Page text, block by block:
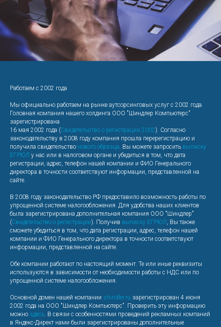
Работаем с 2002 года
Мы официально работаем на рынке аутсорсинговых услуг с 2002 года.
Головная компания нашего холдинга ООО "Шиндлер Компьютерс"
зарегистрирована
16 мая 2002 года (Свидетельство о регистрации 2002 ). Согласно
законодательству в 2008 году компания прошла перерегистрацию и
получила свидетельство нового образца. Вы можете запросить выписку
ЕГРЮЛ у нас или в налоговом органе и убедиться в том, что дата
регистрации, адрес, телефон нашей компании и ФИО Генерального
директора в точности соответствуют информации, представленной на
сайте.
В 2008 году законодательство РФ предоставило возможность работы по
упрощенной системе налогообложения. Для удобства наших клиентов
была зарегистрирована дополнительная компания ООО "Шиндлер"
(Свидетельство о регистрации). Получив выписку ЕГРЮЛ , Вы также
сможете убедиться в том, что дата регистрации, адрес, телефон нашей
компании и ФИО Генерального директора в точности соответствуют
информации, представленной на сайте.
Обе компании работают по настоящий момент. Те или иные реквизиты
используются в зависимости от необходимости работы с НДС или по
упрощенной системе налогообложения.
Основной домен нашей компании shindler.ru зарегистрирован 4 июня
2002 года на ООО "Шиндлер Компьютерс". Проверить эту информацию
можно здесь. В связи с особенностями проведений рекламных компаний
в Яндекс-Директ нами были зарегистрированы дополнительные